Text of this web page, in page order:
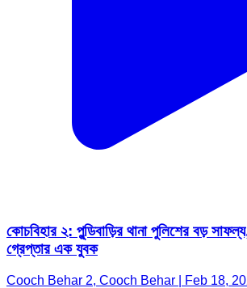
কোচবিহার ২: পুন্ডিবাড়ির থানা পুলিশের বড়
গ্রেপ্তার এক যুবক
Cooch Behar 2, Cooch Behar | Feb 18,